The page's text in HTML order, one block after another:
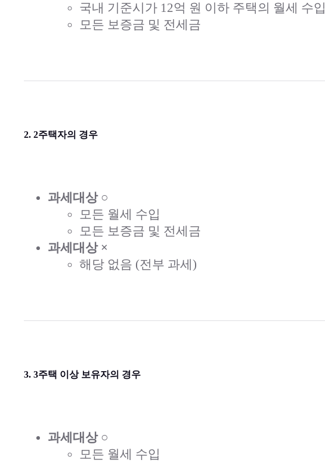
국내 기준시가 12억 원 이하 주택의 월세 수입
모든 보증금 및 전세금
2. 2주택자의 경우
과세대상 ○
모든 월세 수입
모든 보증금 및 전세금
과세대상 ×
해당 없음 (전부 과세)
3. 3주택 이상 보유자의 경우
과세대상 ○
모든 월세 수입